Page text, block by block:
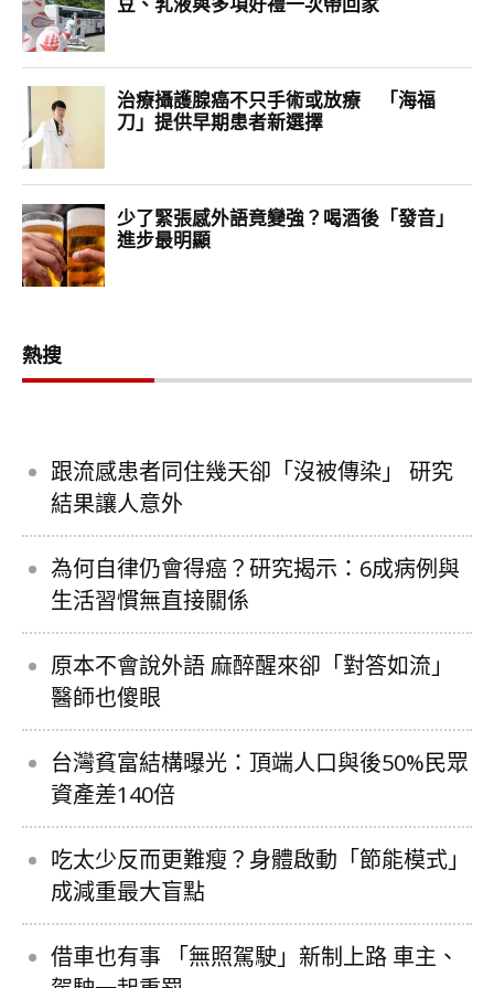
熱搜
跟流感患者同住幾天卻「沒被傳染」 研究
結果讓人意外
為何自律仍會得癌？研究揭示：6成病例與
生活習慣無直接關係
原本不會說外語 麻醉醒來卻「對答如流」
醫師也傻眼
台灣貧富結構曝光：頂端人口與後50%民眾
資產差140倍
吃太少反而更難瘦？身體啟動「節能模式」
成減重最大盲點
借車也有事 「無照駕駛」新制上路 車主、